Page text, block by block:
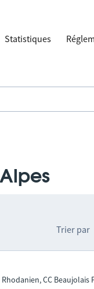
Statistiques
Trier par
CC Beaujolais